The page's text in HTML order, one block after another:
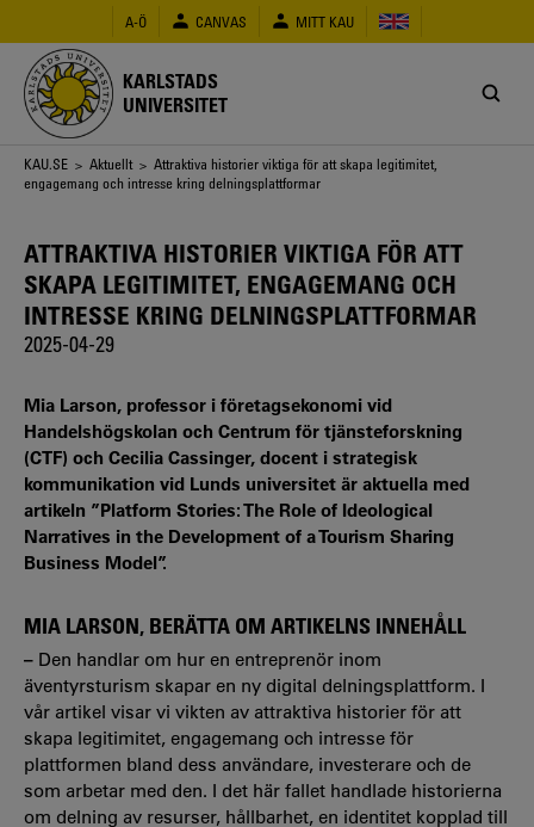
huvudinnehåll
A-Ö CANVAS MITT KAU
KARLSTADS
UNIVERSITET
Länkstig
KAU.SE > Aktuellt > Attraktiva historier viktiga för att skapa legitimitet,
engagemang och intresse kring delningsplattformar
ATTRAKTIVA HISTORIER VIKTIGA FÖR ATT
SKAPA LEGITIMITET, ENGAGEMANG OCH
INTRESSE KRING DELNINGSPLATTFORMAR
2025-04-29
Mia Larson, professor i företagsekonomi vid
Handelshögskolan och Centrum för tjänsteforskning
(CTF) och Cecilia Cassinger, docent i strategisk
kommunikation vid Lunds universitet är aktuella med
artikeln ”Platform Stories: The Role of Ideological
Narratives in the Development of a Tourism Sharing
Business Model”.
MIA LARSON, BERÄTTA OM ARTIKELNS INNEHÅLL
– Den handlar om hur en entreprenör inom
äventyrsturism skapar en ny digital delningsplattform. I
vår artikel visar vi vikten av attraktiva historier för att
skapa legitimitet, engagemang och intresse för
plattformen bland dess användare, investerare och de
som arbetar med den. I det här fallet handlade historierna
om delning av resurser, hållbarhet, en identitet kopplad till